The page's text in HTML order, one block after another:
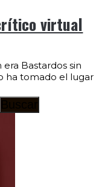
virtual
Bastardos sin
ha tomado el lugar